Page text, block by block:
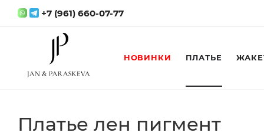
+7 (961) 660-07-77
НОВИНКИ ПЛАТЬЕ
Платье лен пигмент